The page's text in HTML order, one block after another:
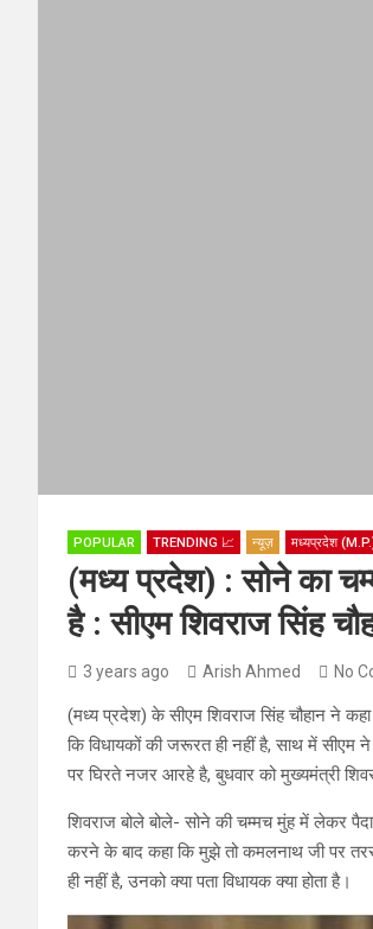
POPULAR TRENDING 📈 न्यूज़ मध्यप्रदेश
(मध्य प्रदेश) : सोने का
है : सीएम शिवराज सिंह
3 years ago Arish Ahmed No
(मध्य प्रदेश) के सीएम शिवराज सिंह चौहान ने
कि विधायकों की जरूरत ही नहीं है, साथ में सीएम
पर घिरते नजर आरहे है, बुधवार को मुख्यमंत्री
शिवराज बोले बोले- सोने की चम्मच मुंह में लेकर पैदा
करने के बाद कहा कि मुझे तो कमलनाथ जी पर
ही नहीं है, उनको क्या पता विधायक क्या होता है।